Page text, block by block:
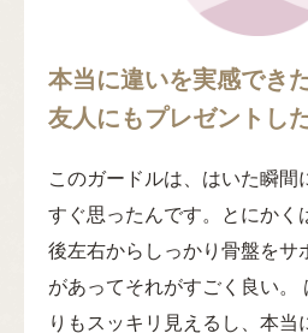
本当に違いを実感でき
友人にもプレゼントし
このガードルは、はいた瞬間
すぐ思ったんです。とにかく
後左右からしっかり骨盤をサ
があってそれがすごく良い。
りもスッキリ見えるし、本当